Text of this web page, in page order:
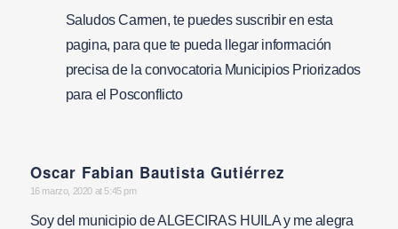
Saludos Carmen, te puedes suscribir en esta
pagina, para que te pueda llegar información
precisa de la convocatoria Municipios Priorizados
para el Posconflicto
Oscar Fabian Bautista Gutiérrez
says:
16 marzo, 2020 at 5:45 pm
Soy del municipio de ALGECIRAS HUILA y me alegra